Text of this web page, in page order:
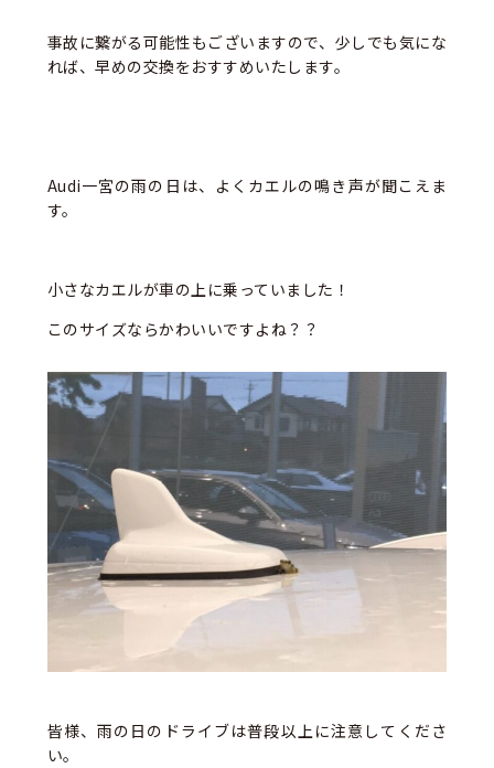
事故に繋がる可能性もございますので、少しでも気にな
れば、早めの交換をおすすめいたします。
Audi一宮の雨の日は、よくカエルの鳴き声が聞こえま
す。
小さなカエルが車の上に乗っていました！
このサイズならかわいいですよね？？
皆様、雨の日のドライブは普段以上に注意してくださ
い。